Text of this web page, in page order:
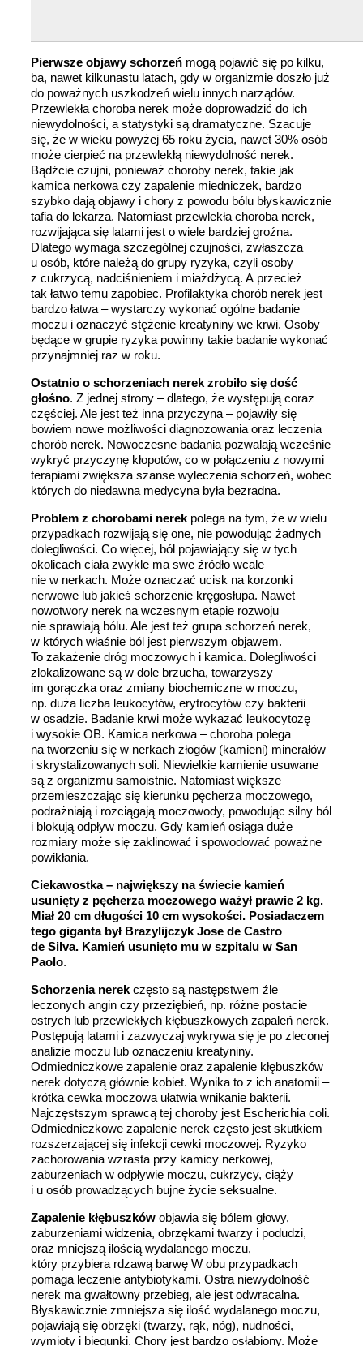
Pierwsze objawy schorzeń mogą pojawić się po kilku,
ba, nawet kilkunastu latach, gdy w organizmie doszło już
do poważnych uszkodzeń wielu innych narządów.
Przewlekła choroba nerek może doprowadzić do ich
niewydolności, a statystyki są dramatyczne. Szacuje
się, że w wieku powyżej 65 roku życia, nawet 30% osób
może cierpieć na przewlekłą niewydolność nerek.
Bądźcie czujni, ponieważ choroby nerek, takie jak
kamica nerkowa czy zapalenie miedniczek, bardzo
szybko dają objawy i chory z powodu bólu błyskawicznie
tafia do lekarza. Natomiast przewlekła choroba nerek,
rozwijająca się latami jest o wiele bardziej groźna.
Dlatego wymaga szczególnej czujności, zwłaszcza
u osób, które należą do grupy ryzyka, czyli osoby
z cukrzycą, nadciśnieniem i miażdżycą. A przecież
tak łatwo temu zapobiec. Profilaktyka chorób nerek jest
bardzo łatwa – wystarczy wykonać ogólne badanie
moczu i oznaczyć stężenie kreatyniny we krwi. Osoby
będące w grupie ryzyka powinny takie badanie wykonać
przynajmniej raz w roku.
Ostatnio o schorzeniach nerek zrobiło się dość
głośno. Z jednej strony – dlatego, że występują coraz
częściej. Ale jest też inna przyczyna – pojawiły się
bowiem nowe możliwości diagnozowania oraz leczenia
chorób nerek. Nowoczesne badania pozwalają wcześnie
wykryć przyczynę kłopotów, co w połączeniu z nowymi
terapiami zwiększa szanse wyleczenia schorzeń, wobec
których do niedawna medycyna była bezradna.
Problem z chorobami nerek polega na tym, że w wielu
przypadkach rozwijają się one, nie powodując żadnych
dolegliwości. Co więcej, ból pojawiający się w tych
okolicach ciała zwykle ma swe źródło wcale
nie w nerkach. Może oznaczać ucisk na korzonki
nerwowe lub jakieś schorzenie kręgosłupa. Nawet
nowotwory nerek na wczesnym etapie rozwoju
nie sprawiają bólu. Ale jest też grupa schorzeń nerek,
w których właśnie ból jest pierwszym objawem.
To zakażenie dróg moczowych i kamica. Dolegliwości
zlokalizowane są w dole brzucha, towarzyszy
im gorączka oraz zmiany biochemiczne w moczu,
np. duża liczba leukocytów, erytrocytów czy bakterii
w osadzie. Badanie krwi może wykazać leukocytozę
i wysokie OB. Kamica nerkowa – choroba polega
na tworzeniu się w nerkach złogów (kamieni) minerałów
i skrystalizowanych soli. Niewielkie kamienie usuwane
są z organizmu samoistnie. Natomiast większe
przemieszczając się kierunku pęcherza moczowego,
podrażniają i rozciągają moczowody, powodując silny ból
i blokują odpływ moczu. Gdy kamień osiąga duże
rozmiary może się zaklinować i spowodować poważne
powikłania.
Ciekawostka – największy na świecie kamień
usunięty z pęcherza moczowego ważył prawie 2 kg.
Miał 20 cm długości 10 cm wysokości. Posiadaczem
tego giganta był Brazylijczyk Jose de Castro
de Silva. Kamień usunięto mu w szpitalu w San
Paolo.
Schorzenia nerek często są następstwem źle
leczonych angin czy przeziębień, np. różne postacie
ostrych lub przewlekłych kłębuszkowych zapaleń nerek.
Postępują latami i zazwyczaj wykrywa się je po zleconej
analizie moczu lub oznaczeniu kreatyniny.
Odmiedniczkowe zapalenie oraz zapalenie kłębuszków
nerek dotyczą głównie kobiet. Wynika to z ich anatomii –
krótka cewka moczowa ułatwia wnikanie bakterii.
Najczęstszym sprawcą tej choroby jest Escherichia coli.
Odmiedniczkowe zapalenie nerek często jest skutkiem
rozszerzającej się infekcji cewki moczowej. Ryzyko
zachorowania wzrasta przy kamicy nerkowej,
zaburzeniach w odpływie moczu, cukrzycy, ciąży
i u osób prowadzących bujne życie seksualne.
Zapalenie kłębuszków objawia się bólem głowy,
zaburzeniami widzenia, obrzękami twarzy i podudzi,
oraz mniejszą ilością wydalanego moczu,
który przybiera rdzawą barwę W obu przypadkach
pomaga leczenie antybiotykami. Ostra niewydolność
nerek ma gwałtowny przebieg, ale jest odwracalna.
Błyskawicznie zmniejsza się ilość wydalanego moczu,
pojawiają się obrzęki (twarzy, rąk, nóg), nudności,
wymioty i biegunki. Chory jest bardzo osłabiony. Może